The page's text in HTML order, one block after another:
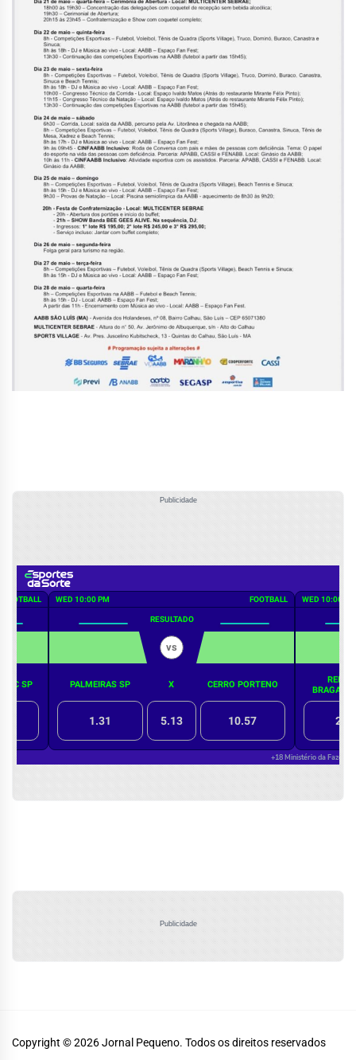
Publicidade
Publicidade
Copyright © 2026Jornal Pequeno. Todos os direitos reservados